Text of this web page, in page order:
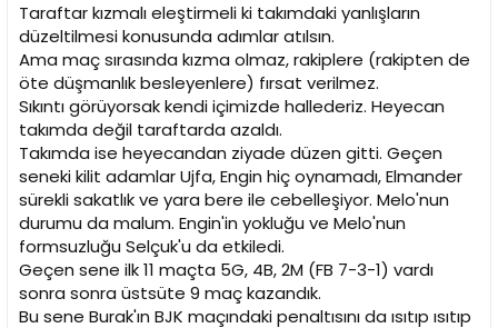
Taraftar kızmalı eleştirmeli ki takımdaki yanlışların
düzeltilmesi konusunda adımlar atılsın.
Ama maç sırasında kızma olmaz, rakiplere (rakipten de
öte düşmanlık besleyenlere) fırsat verilmez.
Sıkıntı görüyorsak kendi içimizde hallederiz. Heyecan
takımda değil taraftarda azaldı.
Takımda ise heyecandan ziyade düzen gitti. Geçen
seneki kilit adamlar Ujfa, Engin hiç oynamadı, Elmander
sürekli sakatlık ve yara bere ile cebelleşiyor. Melo'nun
durumu da malum. Engin'in yokluğu ve Melo'nun
formsuzluğu Selçuk'u da etkiledi.
Geçen sene ilk 11 maçta 5G, 4B, 2M (FB 7-3-1) vardı
sonra sonra üstsüte 9 maç kazandık.
Bu sene Burak'ın BJK maçındaki penaltısını da ısıtıp ısıtıp